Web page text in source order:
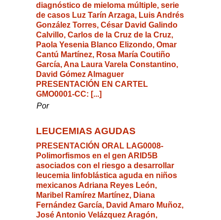
diagnóstico de mieloma múltiple, serie
de casos Luz Tarín Arzaga, Luis Andrés
González Torres, César David Galindo
Calvillo, Carlos de la Cruz de la Cruz,
Paola Yesenia Blanco Elizondo, Omar
Cantú Martínez, Rosa María Coutiño
García, Ana Laura Varela Constantino,
David Gómez Almaguer
PRESENTACIÓN EN CARTEL
GMO0001-CC: [...]
Por
LEUCEMIAS AGUDAS
PRESENTACIÓN ORAL LAG0008-
Polimorfismos en el gen ARID5B
asociados con el riesgo a desarrollar
leucemia linfoblástica aguda en niños
mexicanos Adriana Reyes León,
Maribel Ramírez Martínez, Diana
Fernández García, David Amaro Muñoz,
José Antonio Velázquez Aragón,